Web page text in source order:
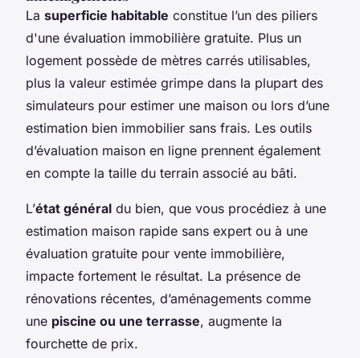
La superficie habitable constitue l’un des piliers
d'une évaluation immobilière gratuite. Plus un
logement possède de mètres carrés utilisables,
plus la valeur estimée grimpe dans la plupart des
simulateurs pour estimer une maison ou lors d’une
estimation bien immobilier sans frais. Les outils
d’évaluation maison en ligne prennent également
en compte la taille du terrain associé au bâti.
L’état général du bien, que vous procédiez à une
estimation maison rapide sans expert ou à une
évaluation gratuite pour vente immobilière,
impacte fortement le résultat. La présence de
rénovations récentes, d’aménagements comme
une piscine ou une terrasse, augmente la
fourchette de prix.